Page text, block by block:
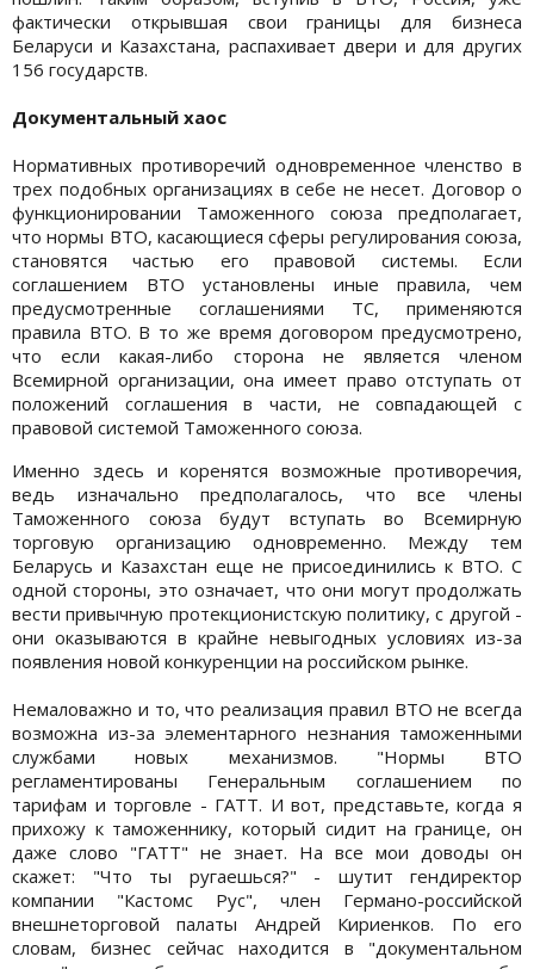
фактически открывшая свои границы для бизнеса
Беларуси и Казахстана, распахивает двери и для других
156 государств.
Документальный хаос
Нормативных противоречий одновременное членство в
трех подобных организациях в себе не несет. Договор о
функционировании Таможенного союза предполагает,
что нормы ВТО, касающиеся сферы регулирования союза,
становятся частью его правовой системы. Если
соглашением ВТО установлены иные правила, чем
предусмотренные соглашениями ТС, применяются
правила ВТО. В то же время договором предусмотрено,
что если какая-либо сторона не является членом
Всемирной организации, она имеет право отступать от
положений соглашения в части, не совпадающей с
правовой системой Таможенного союза.
Именно здесь и коренятся возможные противоречия,
ведь изначально предполагалось, что все члены
Таможенного союза будут вступать во Всемирную
торговую организацию одновременно. Между тем
Беларусь и Казахстан еще не присоединились к ВТО. С
одной стороны, это означает, что они могут продолжать
вести привычную протекционистскую политику, с другой -
они оказываются в крайне невыгодных условиях из-за
появления новой конкуренции на российском рынке.
Немаловажно и то, что реализация правил ВТО не всегда
возможна из-за элементарного незнания таможенными
службами новых механизмов. "Нормы ВТО
регламентированы Генеральным соглашением по
тарифам и торговле - ГАТТ. И вот, представьте, когда я
прихожу к таможеннику, который сидит на границе, он
даже слово "ГАТТ" не знает. На все мои доводы он
скажет: "Что ты ругаешься?" - шутит гендиректор
компании "Кастомс Рус", член Германо-российской
внешнеторговой палаты Андрей Кириенков. По его
словам, бизнес сейчас находится в "документальном